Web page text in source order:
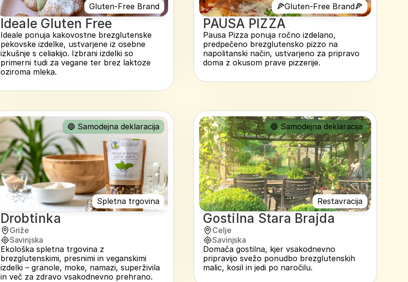
Gluten-Free Brand
Ideale Gluten Free
Ideale ponuja kakovostne brezglutenske
pekovske izdelke, ustvarjene iz osebne
izkušnje s celiakijo. Izbrani izdelki so
primerni tudi za vegane ter brez laktoze
oziroma mleka.
🍕Gluten-Free Brand🍕
PAUSA PIZZA
Pausa Pizza ponuja ročno izdelano,
predpečeno brezglutensko pizzo na
napolitanski način, ustvarjeno za pripravo
doma z okusom prave pizzerije.
Spletna trgovina
🔵 Samodejna deklaracija
Drobtinka
Griže
Savinjska
Ekološka spletna trgovina z
brezglutenskimi, presnimi in veganskimi
izdelki – granole, moke, namazi, superživila
in več za zdravo vsakodnevno prehrano.
Restavracija
🔵 Samodejna deklaracija
Gostilna Stara Brajda
Celje
Savinjska
Domača gostilna, kjer vsakodnevno
pripravijo svežo ponudbo brezglutenskih
malic, kosil in jedi po naročilu.